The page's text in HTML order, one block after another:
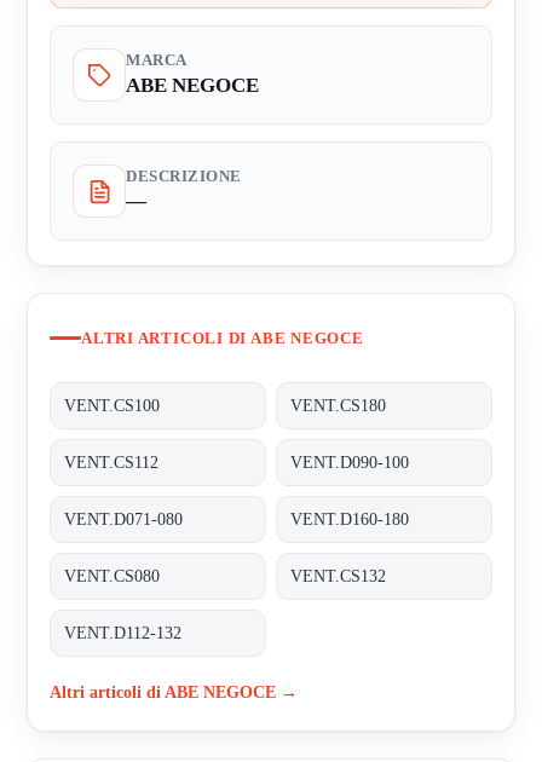
MARCA
ABE NEGOCE
DESCRIZIONE
—
ALTRI ARTICOLI DI ABE NEGOCE
VENT.CS100 VENT.CS180
VENT.CS112 VENT.D090-100
VENT.D071-080 VENT.D160-180
VENT.CS080 VENT.CS132
VENT.D112-132
Altri articoli di ABE NEGOCE →